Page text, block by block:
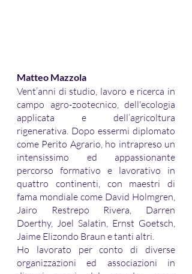
Matteo Mazzola
Vent’anni di studio, lavoro e ricerca in
campo agro-zootecnico, dell'ecologia
applicata e dell’agricoltura
rigenerativa. Dopo essermi diplomato
come Perito Agrario, ho intrapreso un
intensissimo ed appassionante
percorso formativo e lavorativo in
quattro continenti, con maestri di
fama mondiale come David Holmgren,
Jairo Restrepo Rivera, Darren
Doerthy, Joel Salatin, Ernst Goetsch,
Jaime Elizondo Braun e tanti altri.
Ho lavorato per conto di diverse
organizzazioni ed associazioni in